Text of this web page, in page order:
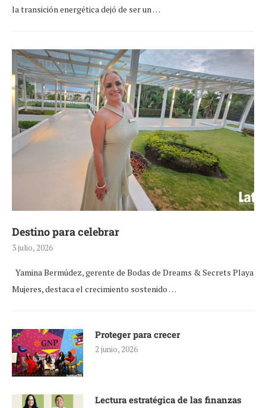
la transición energética dejó de ser un …
Destino para celebrar
3 julio, 2026
Yamina Bermúdez, gerente de Bodas de Dreams & Secrets Playa
Mujeres, destaca el crecimiento sostenido …
Proteger para crecer
2 junio, 2026
Lectura estratégica de las finanzas